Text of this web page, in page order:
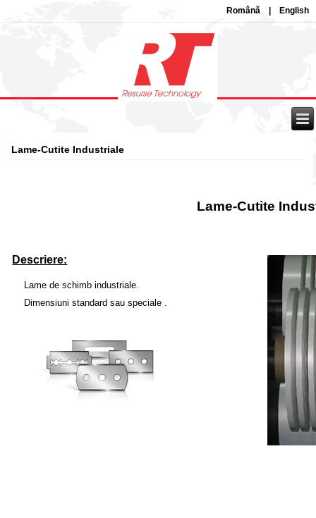
Română | English
Lame-Cutite Industriale
Lame-Cutite
Descriere:
Lame de schimb industriale.
Dimensiuni standard sau speciale .